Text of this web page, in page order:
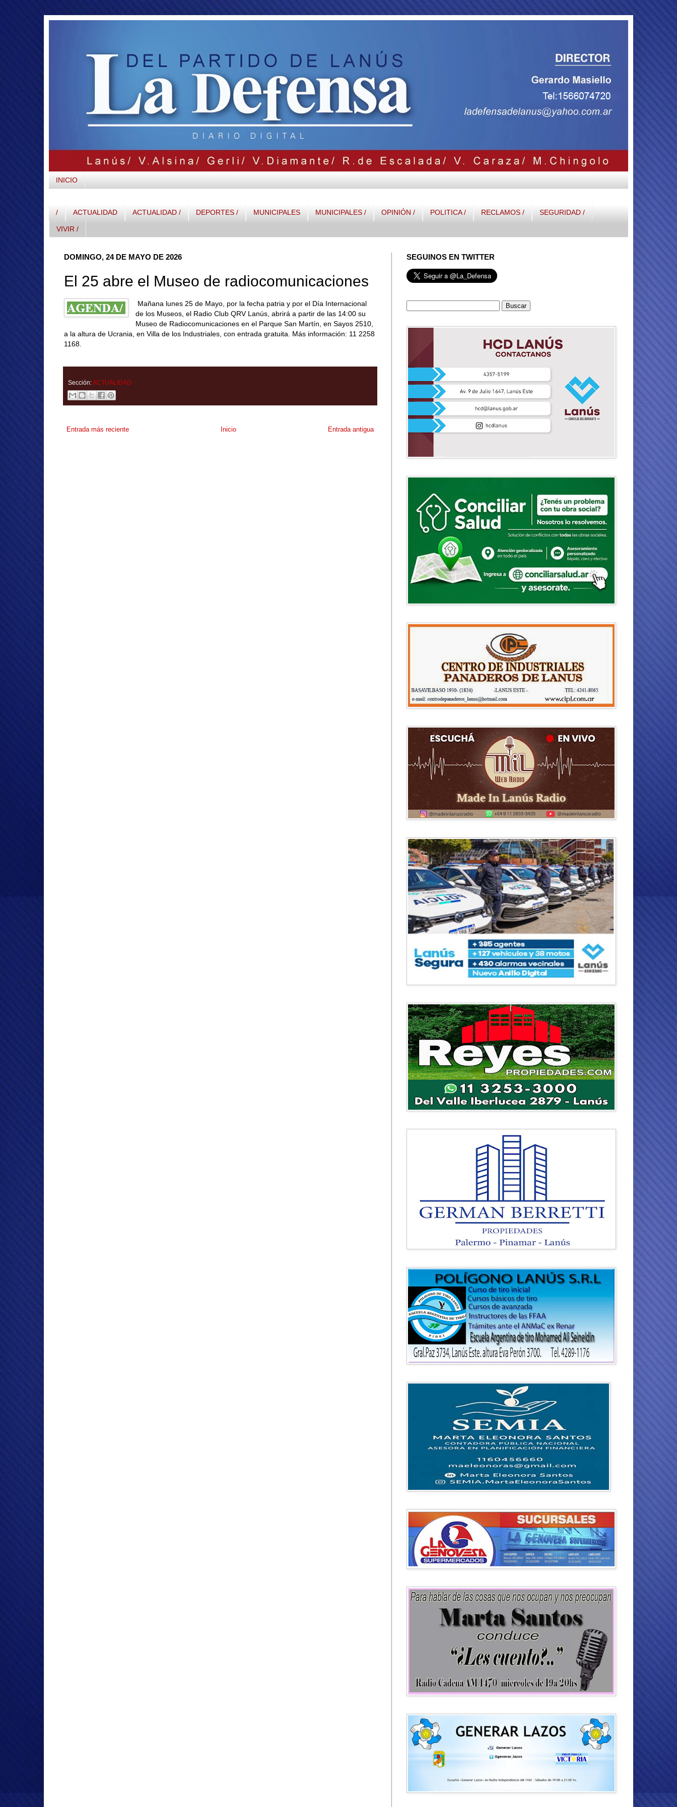
INICIO
/ ACTUALIDAD ACTUALIDAD / DEPORTES / MUNICIPALES MUNICIPALES / OPINIÓN / POLITICA / RECLAMOS / SEGURIDAD /
VIVIR /
DOMINGO, 24 DE MAYO DE 2026
El 25 abre el Museo de radiocomunicaciones
Mañana lunes 25 de Mayo, por la fecha patria y por el Día Internacional
de los Museos, el Radio Club QRV Lanús, abrirá a partir de las 14:00 su
Museo de Radiocomunicaciones en el Parque San Martín, en Sayos 2510,
a la altura de Ucrania, en Villa de los Industriales, con entrada gratuita. Más información: 11 2258
1168.
Sección:ACTUALIDAD
Entrada más reciente Entrada antigua
Inicio
SEGUINOS EN TWITTER